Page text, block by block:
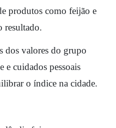
produtos como feijão e
resultado.
dos valores do grupo
e cuidados pessoais
o índice na cidade.